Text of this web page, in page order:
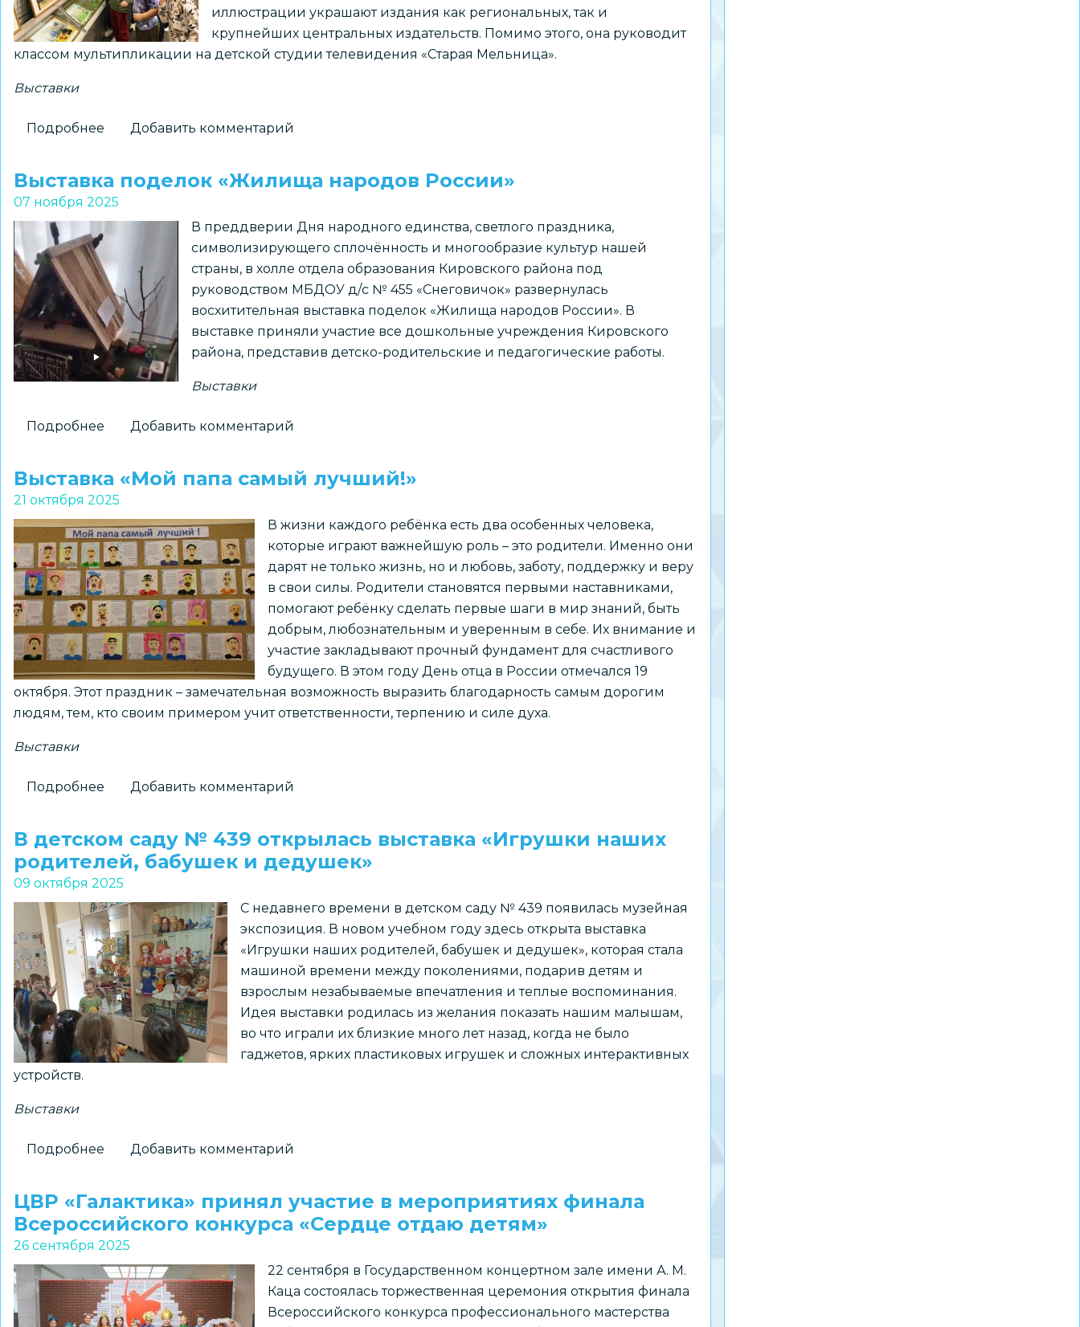
иллюстрации украшают издания как региональных, так и
крупнейших центральных издательств. Помимо этого, она руководит
классом мультипликации на детской студии телевидения «Старая Мельница».
Выставки
Подробнее
подсказки»
–
выставка
графики
Любови
Лазаревой
прошла
в
ЦРТДиЮ
Добавить комментарий
Выставка поделок «Жилища народов России»
07 ноября 2025
В преддверии Дня народного единства, светлого праздника,
символизирующего сплочённость и многообразие культур нашей
страны, в холле отдела образования Кировского района под
руководством МБДОУ д/с № 455 «Снеговичок» развернулась
восхитительная выставка поделок «Жилища народов России». В
выставке приняли участие все дошкольные учреждения Кировского
района, представив детско-родительские и педагогические работы.
Выставки
Подробнее
поделок
«Жилища
народов
России»
Добавить комментарий
Выставка «Мой папа самый лучший!»
21 октября 2025
В жизни каждого ребёнка есть два особенных человека,
которые играют важнейшую роль – это родители. Именно они
дарят не только жизнь, но и любовь, заботу, поддержку и веру
в свои силы. Родители становятся первыми наставниками,
помогают ребёнку сделать первые шаги в мир знаний, быть
добрым, любознательным и уверенным в себе. Их внимание и
участие закладывают прочный фундамент для счастливого
будущего. В этом году День отца в России отмечался 19
октября. Этот праздник – замечательная возможность выразить благодарность самым дорогим
людям, тем, кто своим примером учит ответственности, терпению и силе духа.
Выставки
Подробнее
папа
самый
лучший!»
Добавить комментарий
В детском саду № 439 открылась выставка «Игрушки наших
родителей, бабушек и дедушек»
09 октября 2025
С недавнего времени в детском саду № 439 появилась музейная
экспозиция. В новом учебном году здесь открыта выставка
«Игрушки наших родителей, бабушек и дедушек», которая стала
машиной времени между поколениями, подарив детям и
взрослым незабываемые впечатления и теплые воспоминания.
Идея выставки родилась из желания показать нашим малышам,
во что играли их близкие много лет назад, когда не было
гаджетов, ярких пластиковых игрушек и сложных интерактивных
устройств.
Выставки
Подробнее
саду
№
439
открылась
выставка
«Игрушки
Добавить комментарий
ЦВР «Галактика» принял участие в мероприятиях финала
Всероссийского конкурса «Сердце отдаю детям»
26 сентября 2025
22 сентября в Государственном концертном зале имени А. М.
Каца состоялась торжественная церемония открытия финала
Всероссийского конкурса профессионального мастерства